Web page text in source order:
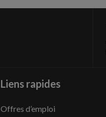
Liens rapides
Offres d’emploi